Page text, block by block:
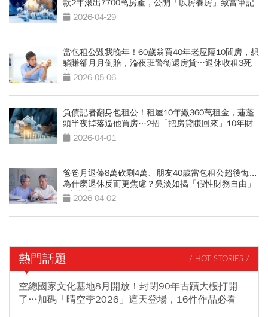
款2年滾出7700萬房產，公開「以房養房」致富筆記
2026-04-29
當包租公毀我晚年！60歲翁買40年老屋隔10間房，想
躺賺卻月月倒賠，淪夜班警衛還房貸…退休收租3死
穴 2026-05-06
負債記者翻身包租公！租屋10年繳360萬租金，蓮蓬
頭半夜掉落逼他買房…2招「把房貸賺回來」10年財
富自由
2026-04-01
爸爸月退俸8萬砍剩4萬、朋友40歲當包租公超後悔...
為什麼退休反而更焦慮？吳淡如揭「假性財務自由」
5大危機
2026-04-02
熱門話題 / HOT STORIES /
空總國家文化基地8月開放！封閉90年古蹟大樓打開
了…加碼「晴空季2026」這天登場，16件作品必看